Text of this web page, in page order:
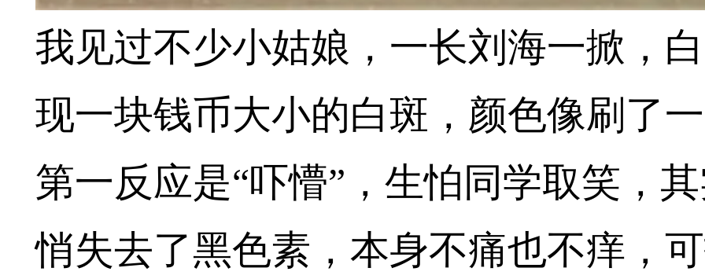
我见过不少小姑娘，一长刘海一掀，
现一块钱币大小的白斑，颜色像刷了
第一反应是“吓懵”，生怕同学取笑，
悄失去了黑色素，本身不痛也不痒，